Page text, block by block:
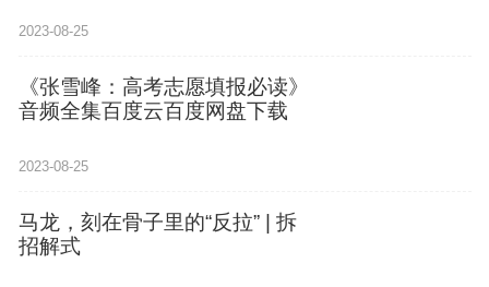
2023-08-25
《张雪峰：高考志愿填报必读》
音频全集百度云百度网盘下载
2023-08-25
马龙，刻在骨子里的“反拉” | 拆
招解式